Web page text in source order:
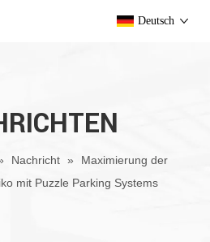
Deutsch
Nachricht »
Maximierung der
mit Puzzle Parking Systems